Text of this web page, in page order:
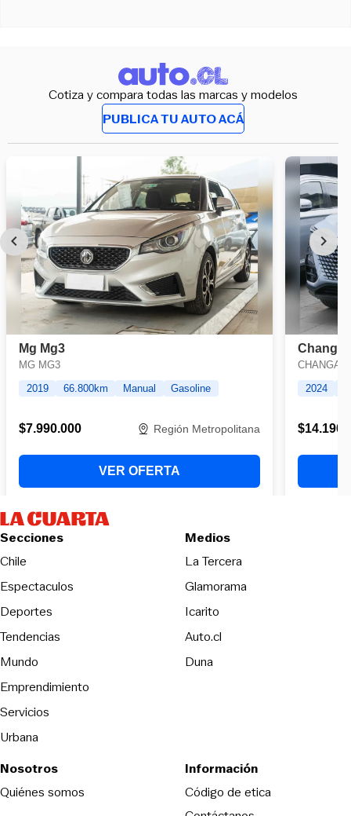
Cotiza y compara todas las marcas y modelos
PUBLICA TU AUTO ACÁ
Secciones
Chile
Espectaculos
Deportes
Tendencias
Mundo
Emprendimiento
Servicios
Urbana
Medios
La TerceraOpens in new
Glamorama
Icarito
Auto.cl
DunaOpens in new window
Nosotros
Quiénes somos
Información
Código de eticaOpens in new